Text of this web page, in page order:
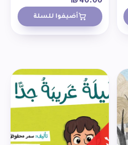
أضيفوا للسلة